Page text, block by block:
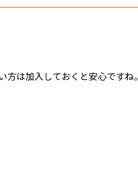
は加入しておくと安心ですね。